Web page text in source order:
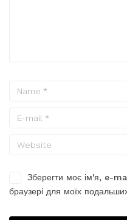
Зберегти моє ім'я, e-
браузері для моїх